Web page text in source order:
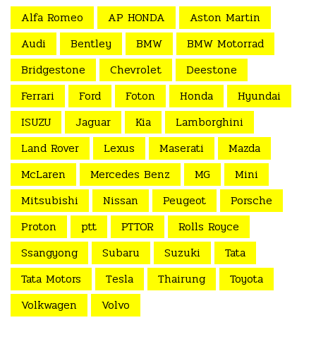
Alfa Romeo AP HONDA
Aston Martin
Audi
Bentley BMW
BMW Motorrad
Bridgestone
Chevrolet
Deestone
Ferrari
Ford Foton Honda
Hyundai
ISUZU
Jaguar Kia
Lamborghini
Land Rover
Lexus Maserati
Mazda
McLaren
Mercedes Benz MG
Mini
Mitsubishi
Nissan Peugeot
Porsche
Proton
ptt PTTOR
Rolls Royce
Ssangyong
Subaru Suzuki
Tata
Tata Motors
Tesla Thairung
Toyota
Volkwagen
Volvo